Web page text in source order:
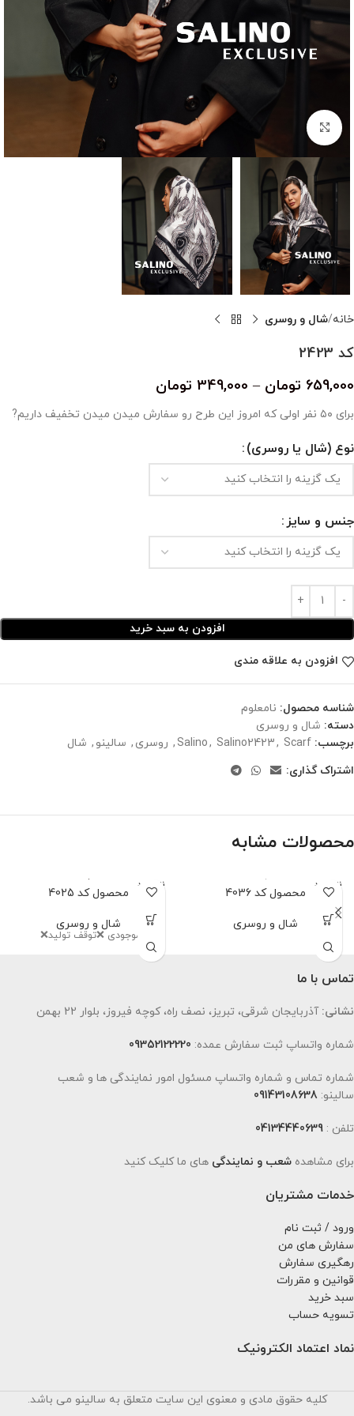
بزرگنمایی تصویر
خانه شال و روسری
کد 2423
659,000 تومان –
349,000 تومان
برای ۵۰ نفر اولی که امروز این طرح رو سفارش میدن میدن تخفیف داریم?
نوع (شال یا روسری)
جنس و سایز
افزودن به سبد خرید
افزودن به علاقه مندی
شناسه محصول: نامعلوم
دسته: شال و روسری
برچسب:
Salino, Salino2423, Scarf
, روسری , سالینو , شال
اشتراک گذاری:
محصولات مشابه
ناموجود
محصول کد 4036
شال و روسری
ناموجود
محصول کد 4025
شال و روسری
اتمام‌ موجودی ❌توقف تولید❌
تماس با ما
نشانی: آذربایجان شرقی، تبریز، نصف راه، کوچه فیروز، بلوار 22 بهمن
شماره واتساپ ثبت سفارش عمده: 09352122220
شماره تماس و شماره واتساپ مسئول امور نمایندگی ها و شعب
سالینو: 09143108638
تلفن : 04134440639
برای مشاهده شعب و نمایندگی های ما کلیک کنید
خدمات مشتریان
ورود / ثبت نام
سفارش های من
رهگیری سفارش
قوانین و مقررات
سبد خرید
تسویه حساب
نماد اعتماد الکترونیک
کلیه حقوق مادی و معنوی این سایت متعلق به سالینو می باشد.